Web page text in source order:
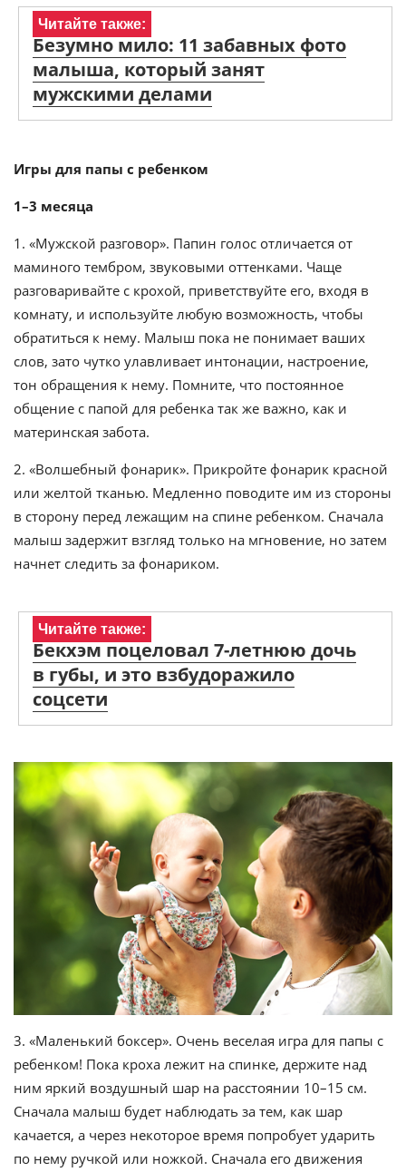
Читайте также:
Безумно мило: 11 забавных фото
малыша, который занят
мужскими делами
Игры для папы с ребенком
1–3 месяца
1. «Мужской разговор». Папин голос отличается от
маминого тембром, звуковыми оттенками. Чаще
разговаривайте с крохой, приветствуйте его, входя в
комнату, и используйте любую возможность, чтобы
обратиться к нему. Малыш пока не понимает ваших
слов, зато чутко улавливает интонации, настроение,
тон обращения к нему. Помните, что постоянное
общение с папой для ребенка так же важно, как и
материнская забота.
2. «Волшебный фонарик». Прикройте фонарик красной
или желтой тканью. Медленно поводите им из стороны
в сторону перед лежащим на спине ребенком. Сначала
малыш задержит взгляд только на мгновение, но затем
начнет следить за фонариком.
Читайте также:
Бекхэм поцеловал 7-летнюю дочь
в губы, и это взбудоражило
соцсети
3. «Маленький боксер». Очень веселая игра для папы с
ребенком! Пока кроха лежит на спинке, держите над
ним яркий воздушный шар на расстоянии 10–15 см.
Сначала малыш будет наблюдать за тем, как шар
качается, а через некоторое время попробует ударить
по нему ручкой или ножкой. Сначала его движения